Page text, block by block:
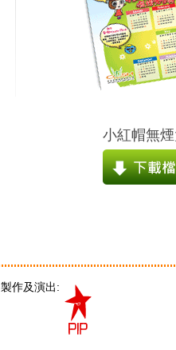
小紅帽無
製作及演出: